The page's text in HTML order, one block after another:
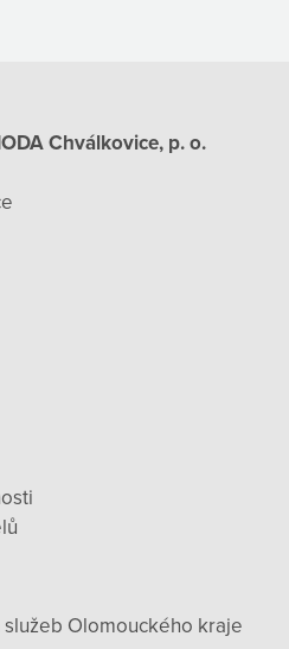
Chválkovice, p. o.
služeb Olomouckého kraje